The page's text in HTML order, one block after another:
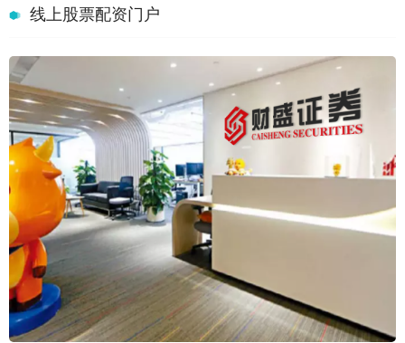
线上股票配资门户